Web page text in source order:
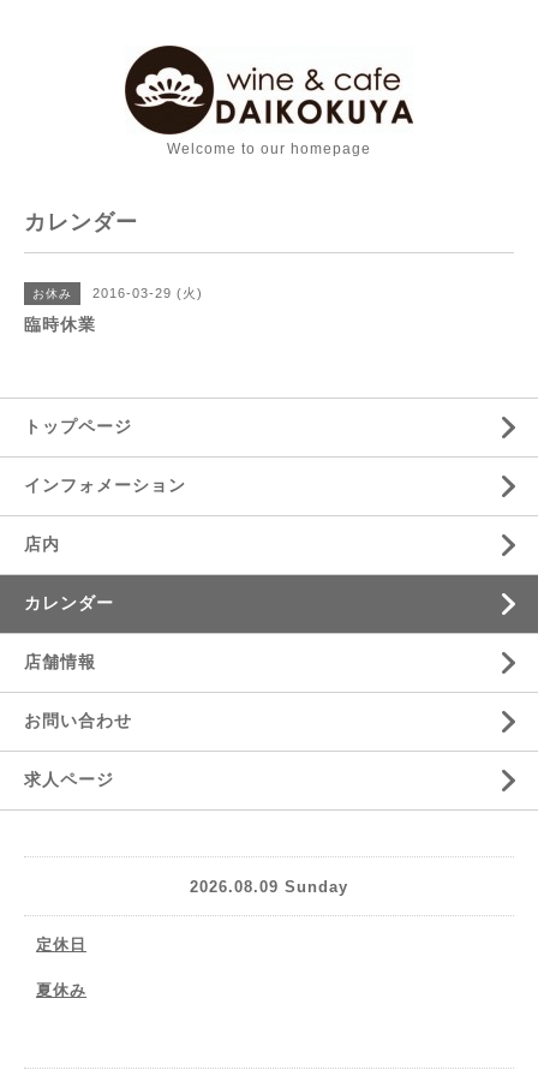
Welcome to our homepage
カレンダー
お休み 2016-03-29 (火)
臨時休業
トップページ
インフォメーション
店内
カレンダー
店舗情報
お問い合わせ
求人ページ
2026.08.09 Sunday
定休日
夏休み